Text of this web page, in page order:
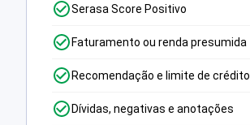
Serasa Score Positivo
Faturamento ou renda presumida
Recomendação e limite de crédito
Dívidas, negativas e anotações